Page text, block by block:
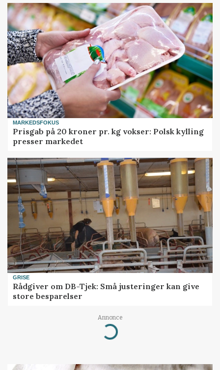
MARKEDSFOKUS
Prisgab på 20 kroner pr. kg vokser: Polsk kylling
presser markedet
GRISE
Rådgiver om DB-Tjek: Små justeringer kan give
store besparelser
Annonce
Loading...